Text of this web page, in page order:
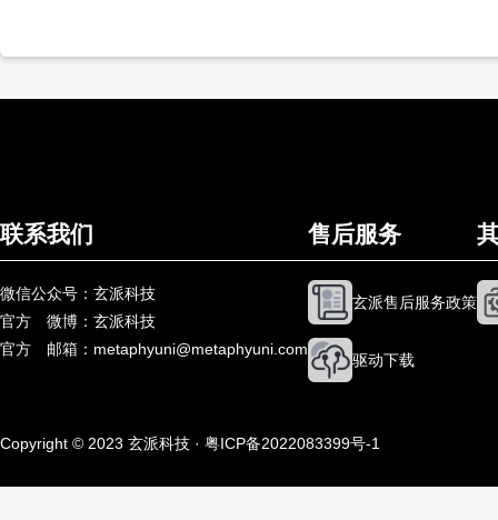
联系我们
微信公众号：玄派科技
官方
微博：玄派科技
官方
邮箱：metaphyuni@metaphyuni.com
售后服务
玄派售后服务政策
驱动下载
Copyright © 2023 玄派科技 · 粤ICP备2022083399号-1